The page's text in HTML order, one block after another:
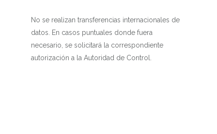
No se realizan transferencias internacionales de
datos. En casos puntuales donde fuera
necesario, se solicitará la correspondiente
autorización a la Autoridad de Control.